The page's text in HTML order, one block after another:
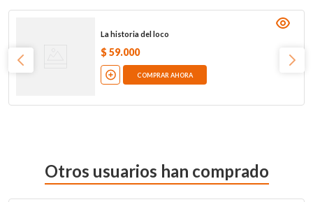
La historia del loco
$ 59.000
COMPRAR AHORA
Otros usuarios han comprado